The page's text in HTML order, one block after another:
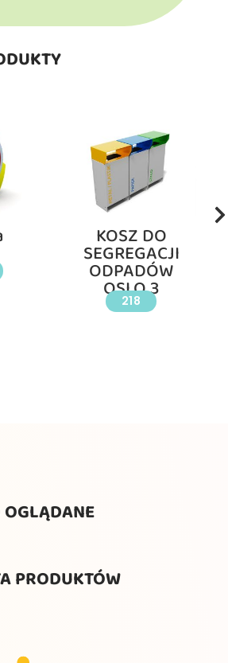
KOSZ DO
SEGREGACJI
ODPADÓW
OSLO 3
218
PRODUKTÓW